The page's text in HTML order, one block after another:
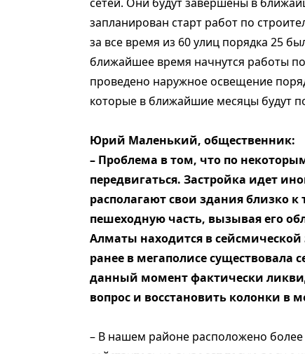
запланирован старт работ по
за все время из 60 улиц порядка 25
ближайшее время начнутся работы
проведено наружное освещение
которые в ближайшие месяцы будут
Юрий Маленький, общественник:
– Проблема в том, что по
передвигаться. Застройка идет
располагают свои здания близко
пешеходную часть, вызывая его
Алматы находится в
ранее в мегаполисе существовала
данный момент фактически
вопрос и восстановить колонки в
– В нашем районе расположено